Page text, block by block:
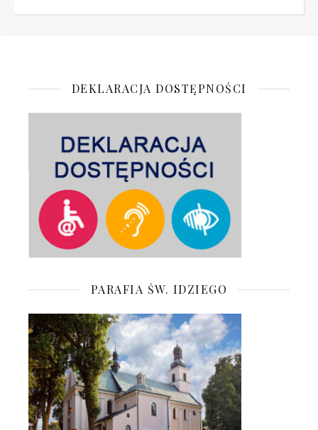
DEKLARACJA DOSTĘPNOŚCI
PARAFIA ŚW. IDZIEGO